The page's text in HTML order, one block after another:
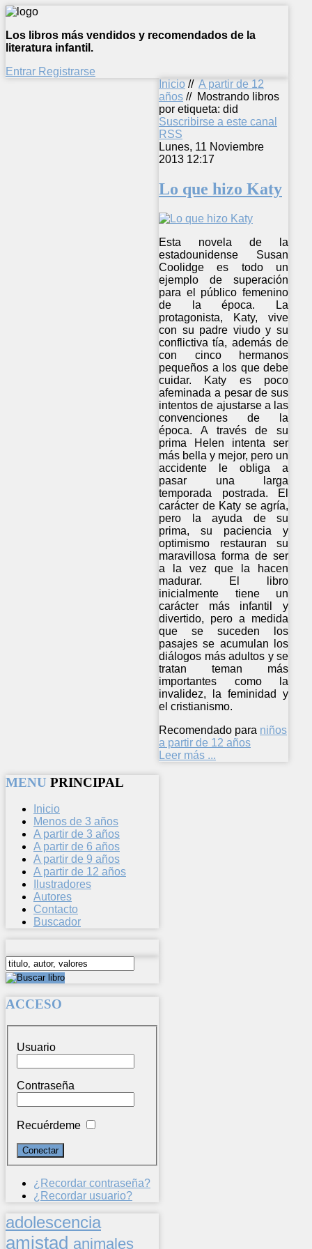
Los libros más vendidos y recomendados de la
literatura infantil.
Entrar Registrarse
Inicio // A partir de 12
años // Mostrando libros
por etiqueta: did
Suscribirse a este canal
RSS
Lunes, 11 Noviembre
2013 12:17
Lo que hizo Katy
Esta novela de la
estadounidense Susan
Coolidge es todo un
ejemplo de superación
para el público femenino
de la época. La
protagonista, Katy, vive
con su padre viudo y su
conflictiva tía, además de
con cinco hermanos
pequeños a los que debe
cuidar. Katy es poco
afeminada a pesar de sus
intentos de ajustarse a las
convenciones de la
época. A través de su
prima Helen intenta ser
más bella y mejor, pero un
accidente le obliga a
pasar una larga
temporada postrada. El
carácter de Katy se agría,
pero la ayuda de su
prima, su paciencia y
optimismo restauran su
maravillosa forma de ser
a la vez que la hacen
madurar. El libro
inicialmente tiene un
carácter más infantil y
divertido, pero a medida
que se suceden los
pasajes se acumulan los
diálogos más adultos y se
tratan teman más
importantes como la
invalidez, la feminidad y
el cristianismo.
Recomendado para niños
a partir de 12 años
Leer más ...
MENU PRINCIPAL
Inicio
Menos de 3 años
A partir de 3 años
A partir de 6 años
A partir de 9 años
A partir de 12 años
Ilustradores
Autores
Contacto
Buscador
ACCESO
Usuario
Contraseña
Recuérdeme
¿Recordar contraseña?
¿Recordar usuario?
adolescencia
amistad animales